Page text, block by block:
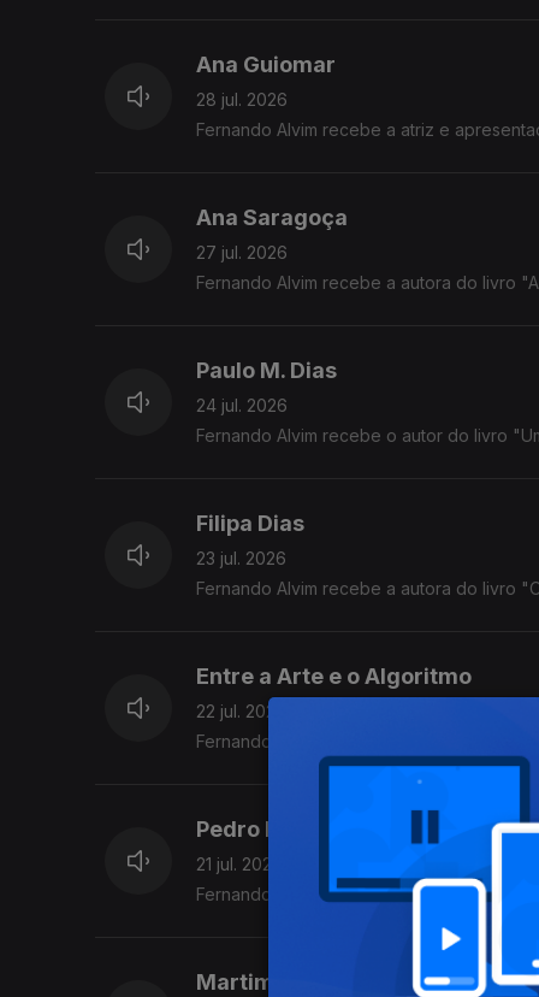
Ana Guiomar
28 jul. 2026
Fernando Alvim recebe a atriz e
Ana Saragoça
27 jul. 2026
Fernando Alvim recebe a autora do livro
Paulo M. Dias
24 jul. 2026
Fernando Alvim recebe o autor do livro
Filipa Dias
23 jul. 2026
Fernando Alvim recebe a autora do livro
Entre a Arte e o Algoritmo
22 jul. 2026
Fernando Alvim conversa com Paula
Pedro Pires
21 jul. 2026
Fernando Alvim recebe o criativo.
Martim Sousa Tavares